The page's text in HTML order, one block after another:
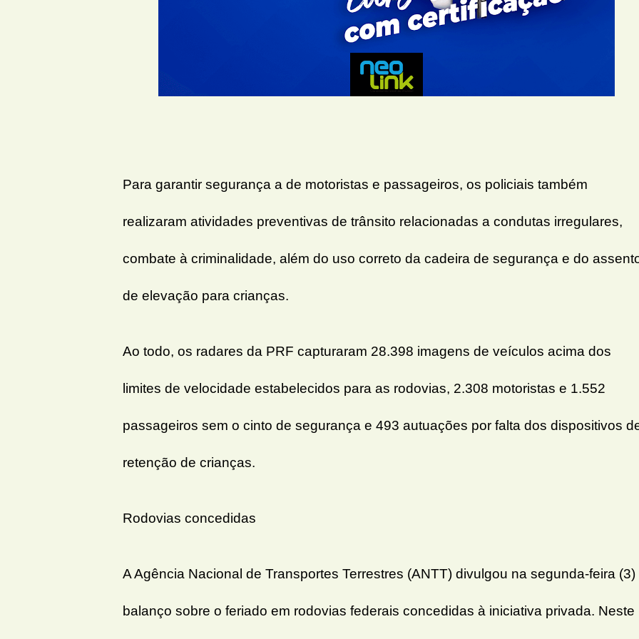
Para garantir segurança a de motoristas e passageiros, os policiais também
realizaram atividades preventivas de trânsito relacionadas a condutas irregulares,
combate à criminalidade, além do uso correto da cadeira de segurança e do
de elevação para crianças.
Ao todo, os radares da PRF capturaram 28.398 imagens de veículos acima dos
limites de velocidade estabelecidos para as rodovias, 2.308 motoristas e 1.552
passageiros sem o cinto de segurança e 493 autuações por falta dos dispositivos
retenção de crianças.
Rodovias concedidas
A Agência Nacional de Transportes Terrestres (ANTT) divulgou na segunda-feira (3)
balanço sobre o feriado em rodovias federais concedidas à iniciativa privada. Neste